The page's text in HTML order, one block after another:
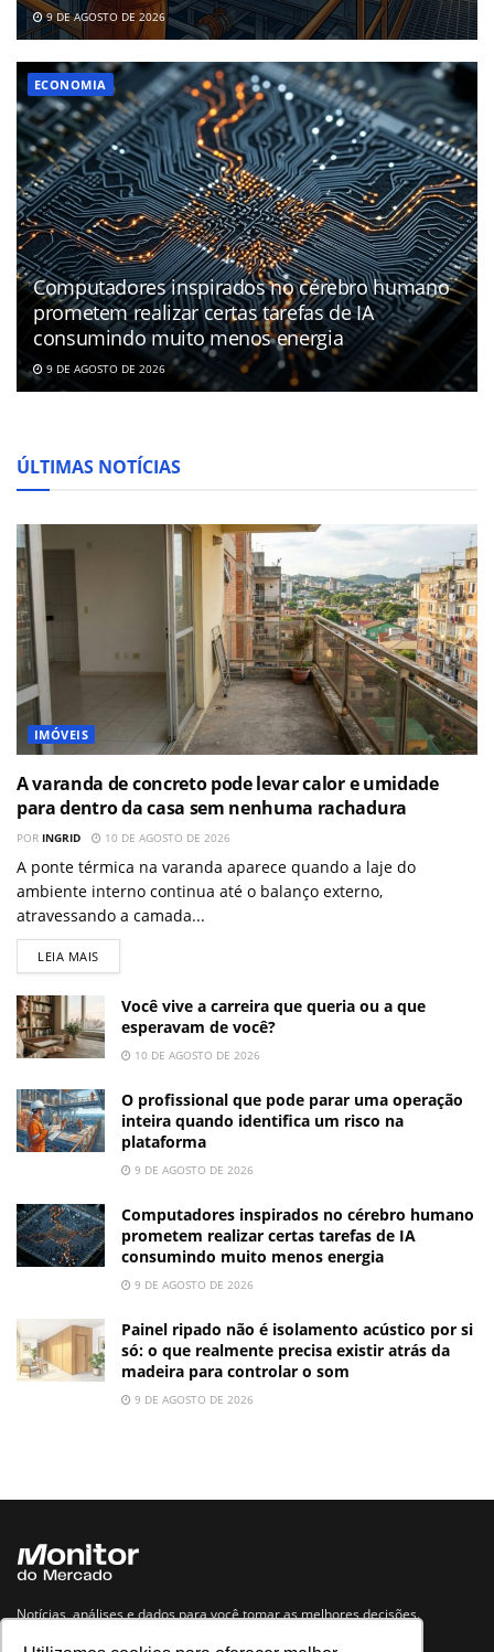
9 DE AGOSTO DE 2026
ECONOMIA
Computadores inspirados no cérebro humano
prometem realizar certas tarefas de IA
consumindo muito menos energia
9 DE AGOSTO DE 2026
ÚLTIMAS NOTÍCIAS
IMÓVEIS
A varanda de concreto pode levar calor e umidade
para dentro da casa sem nenhuma rachadura
POR INGRID 10 DE AGOSTO DE 2026
A ponte térmica na varanda aparece quando a laje do
ambiente interno continua até o balanço externo,
atravessando a camada...
LEIA MAIS
Você vive a carreira que queria ou a que
esperavam de você?
10 DE AGOSTO DE 2026
O profissional que pode parar uma operação
inteira quando identifica um risco na
plataforma
9 DE AGOSTO DE 2026
Computadores inspirados no cérebro humano
prometem realizar certas tarefas de IA
consumindo muito menos energia
9 DE AGOSTO DE 2026
Painel ripado não é isolamento acústico por si
só: o que realmente precisa existir atrás da
madeira para controlar o som
9 DE AGOSTO DE 2026
Notícias, análises e dados para você tomar as melhores decisões.